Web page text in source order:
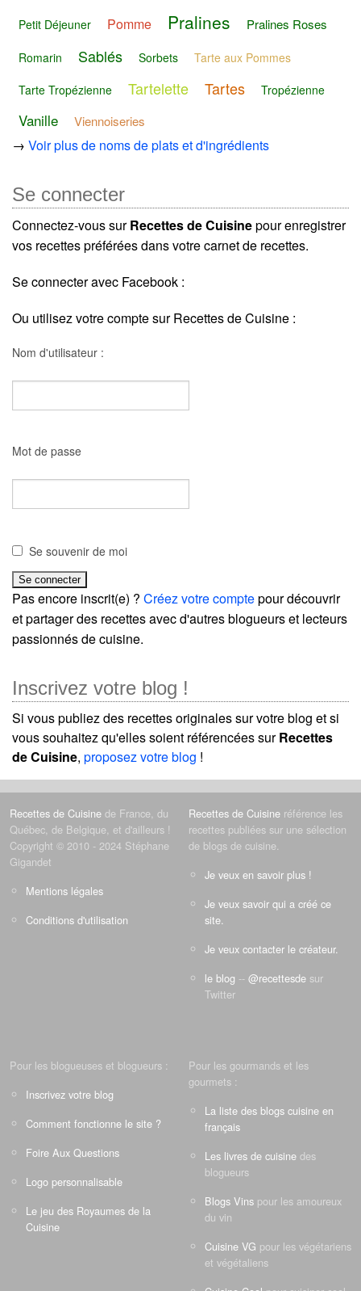
Petit Déjeuner Pomme Pralines Pralines Roses
Romarin Sablés Sorbets
Tarte aux Pommes
Tarte Tropézienne
Tartelette Tartes Tropézienne
Vanille Viennoiseries
→ Voir plus de noms de plats et d'ingrédients
Se connecter
Connectez-vous surRecettes de Cuisinepour enregistrer
vos recettes préférées dans votre carnet de recettes.
Se connecter avec Facebook :
Ou utilisez votre compte sur Recettes de Cuisine :
Nom d'utilisateur :
Mot de passe
Se souvenir de moi
Pas encore inscrit(e) ? Créez votre comptepour découvrir
et partager des recettes avec d'autres blogueurs et lecteurs
passionnés de cuisine.
Inscrivez votre blog !
Si vous publiez des recettes originales sur votre blog et si
vous souhaitez qu'elles soient référencées surRecettes
de Cuisine, proposez votre blog !
Recettes de Cuisine de France, du
Québec, de Belgique, et d'ailleurs !
Copyright © 2010 - 2024 Stéphane
Gigandet
Mentions légales
Conditions d'utilisation
Recettes de Cuisine référence les
recettes publiées sur une sélection
de blogs de cuisine.
Je veux en savoir plus !
Je veux savoir qui a créé ce
site.
Je veux contacter le créateur.
le blog -- @recettesde sur
Twitter
Pour les blogueuses et blogueurs :
Inscrivez votre blog
Comment fonctionne le site ?
Foire Aux Questions
Logo personnalisable
Le jeu des Royaumes de la
Cuisine
Pour les gourmands et les
gourmets :
La liste des blogs cuisine en
français
Les livres de cuisine des
blogueurs
Blogs Vins pour les amoureux
du vin
Cuisine VG pour les végétariens
et végétaliens